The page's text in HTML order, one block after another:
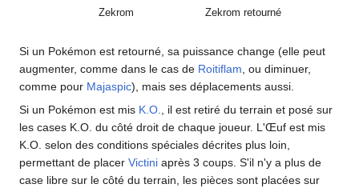
Zekrom Zekrom retourné
Si un Pokémon est retourné, sa puissance change (elle peut
augmenter, comme dans le cas de Roitiflam, ou diminuer,
comme pour Majaspic), mais ses déplacements aussi.
Si un Pokémon est mis K.O., il est retiré du terrain et posé sur
les cases K.O. du côté droit de chaque joueur. L'Œuf est mis
K.O. selon des conditions spéciales décrites plus loin,
permettant de placer Victini après 3 coups. S'il n'y a plus de
case libre sur le côté du terrain, les pièces sont placées sur